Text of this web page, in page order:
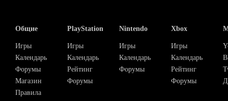
Общие
Игры
Календарь
Форумы
Магазин
Правила
PlayStation
Игры
Календарь
Рейтинг
Форумы
Nintendo
Игры
Календарь
Форумы
Xbox
Игры
Календарь
Рейтинг
Форумы